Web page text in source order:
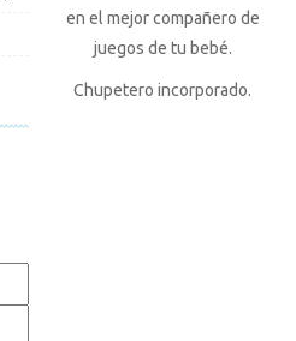
en el mejor compañero de
juegos de tu bebé.
Chupetero incorporado.